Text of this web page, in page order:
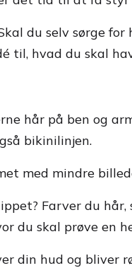
du selv sørge
til, hvad du skal
hår på ben og
bikinilinjen.
med mindre
Farver du hår,
du skal prøve en
din hud og bliver